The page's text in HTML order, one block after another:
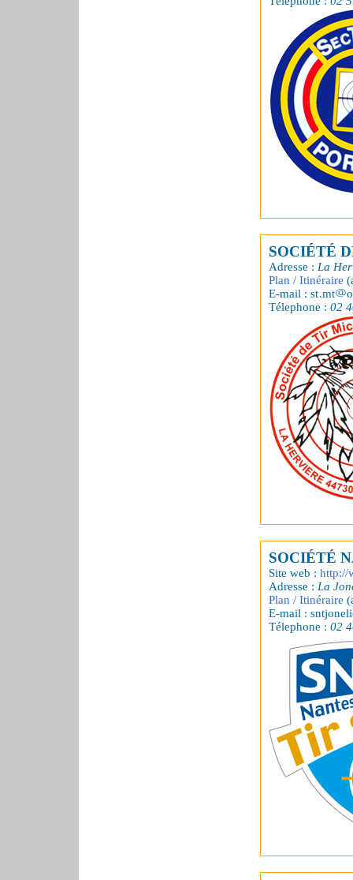
SOCIÉTÉ
Adresse : La
Plan / Itinéraire
E-mail : st mt
Télephone : 02
SOCIÉTÉ
Site web : http://
Adresse : La
Plan / Itinéraire
E-mail :
Télephone : 02